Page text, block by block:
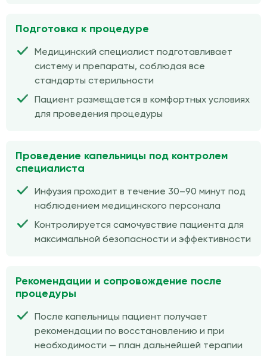
Подготовка к процедуре
Медицинский специалист подготавливает
систему и препараты, соблюдая все
стандарты стерильности
Пациент размещается в комфортных условиях
для проведения процедуры
Проведение капельницы под контролем
специалиста
Инфузия проходит в течение 30–90 минут под
наблюдением медицинского персонала
Контролируется самочувствие пациента для
максимальной безопасности и эффективности
Рекомендации и сопровождение после
процедуры
После капельницы пациент получает
рекомендации по восстановлению и при
необходимости — план дальнейшей терапии